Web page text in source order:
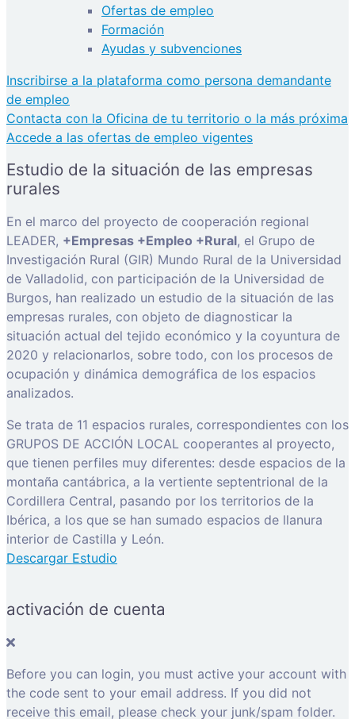
Ofertas de empleo
Formación
Ayudas y subvenciones
Inscribirse a la plataforma como persona demandante
de empleo
Contacta con la Oficina de tu territorio o la más próxima
Accede a las ofertas de empleo vigentes
Estudio de la situación de las empresas
rurales
En el marco del proyecto de cooperación regional
LEADER, +Empresas +Empleo +Rural, el Grupo de
Investigación Rural (GIR) Mundo Rural de la Universidad
de Valladolid, con participación de la Universidad de
Burgos, han realizado un estudio de la situación de las
empresas rurales, con objeto de diagnosticar la
situación actual del tejido económico y la coyuntura de
2020 y relacionarlos, sobre todo, con los procesos de
ocupación y dinámica demográfica de los espacios
analizados.
Se trata de 11 espacios rurales, correspondientes con los
GRUPOS DE ACCIÓN LOCAL cooperantes al proyecto,
que tienen perfiles muy diferentes: desde espacios de la
montaña cantábrica, a la vertiente septentrional de la
Cordillera Central, pasando por los territorios de la
Ibérica, a los que se han sumado espacios de llanura
interior de Castilla y León.
Descargar Estudio
activación de cuenta
Before you can login, you must active your account with
the code sent to your email address. If you did not
receive this email, please check your junk/spam folder.